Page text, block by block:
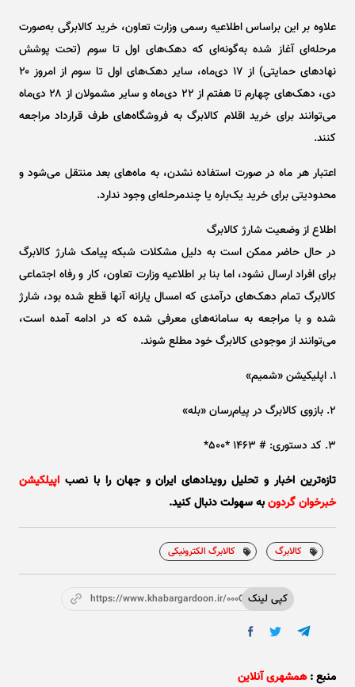
علاوه بر این براساس اطلاعیه رسمی وزارت تعاون، خرید کالابرگی به‌صورت
مرحله‌ای آغاز شده به‌گونه‌ای که دهک‌های اول تا سوم (تحت پوشش
نهاد‌های حمایتی) از ۱۷ دی‌ماه، سایر دهک‌های اول تا سوم از امروز ۲۰
دی، دهک‌های چهارم تا هفتم از ۲۲ دی‌ماه و سایر مشمولان از ۲۸ دی‌ماه
می‌توانند برای خرید اقلام کالابرگ به فروشگاه‌های طرف قرارداد مراجعه
کنند.
اعتبار هر ماه در صورت استفاده نشدن، به ماه‌های بعد منتقل می‌شود و
محدودیتی برای خرید یک‌باره یا چندمرحله‌ای وجود ندارد.
اطلاع از وضعیت شارژ کالابرگ
در حال حاضر ممکن است به دلیل مشکلات شبکه پیامک شارژ کالابرگ
برای افراد ارسال نشود، اما بنا بر اطلاعیه وزارت تعاون، کار و رفاه اجتماعی
کالابرگ تمام دهک‌های درآمدی که امسال یارانه آنها قطع شده بود، شارژ
شده و با مراجعه به سامانه‌های معرفی شده که در ادامه آمده است،
می‌توانند از موجودی کالابرگ خود مطلع شوند.
۱. اپلیکیشن «شمیم»
۲. بازوی کالابرگ در پیام‌رسان «بله»
۳. کد دستوری: # ۱۴۶۳ *۵۰۰*
تازه‌ترین اخبار و تحلیل‌ رویدادهای ایران و جهان را با نصب اپیلکیشن
خبرخوان گردونبه سهولت دنبال کنید.
کالابرگ کالابرگ الکترونیکی
کپی لینکhttps://www.khabargardoon.ir/000OsC
منبع : همشهری آنلاین